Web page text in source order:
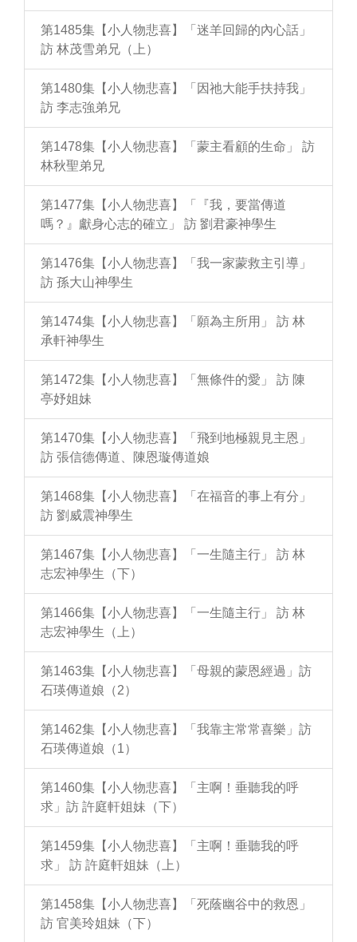
第1485集【小人物悲喜】「迷羊回歸的內心話」
訪 林茂雪弟兄（上）
第1480集【小人物悲喜】「因祂大能手扶持我」
訪 李志強弟兄
第1478集【小人物悲喜】「蒙主看顧的生命」 訪
林秋聖弟兄
第1477集【小人物悲喜】「『我，要當傳道
嗎？』獻身心志的確立」 訪 劉君豪神學生
第1476集【小人物悲喜】「我一家蒙救主引導」
訪 孫大山神學生
第1474集【小人物悲喜】「願為主所用」 訪 林
承軒神學生
第1472集【小人物悲喜】「無條件的愛」 訪 陳
亭妤姐妹
第1470集【小人物悲喜】「飛到地極親見主恩」
訪 張信德傳道、陳恩璇傳道娘
第1468集【小人物悲喜】「在福音的事上有分」
訪 劉威震神學生
第1467集【小人物悲喜】「一生隨主行」 訪 林
志宏神學生（下）
第1466集【小人物悲喜】「一生隨主行」 訪 林
志宏神學生（上）
第1463集【小人物悲喜】「母親的蒙恩經過」訪
石瑛傳道娘（2）
第1462集【小人物悲喜】「我靠主常常喜樂」訪
石瑛傳道娘（1）
第1460集【小人物悲喜】「主啊！垂聽我的呼
求」訪 許庭軒姐妹（下）
第1459集【小人物悲喜】「主啊！垂聽我的呼
求」 訪 許庭軒姐妹（上）
第1458集【小人物悲喜】「死蔭幽谷中的救恩」
訪 官美玲姐妹（下）